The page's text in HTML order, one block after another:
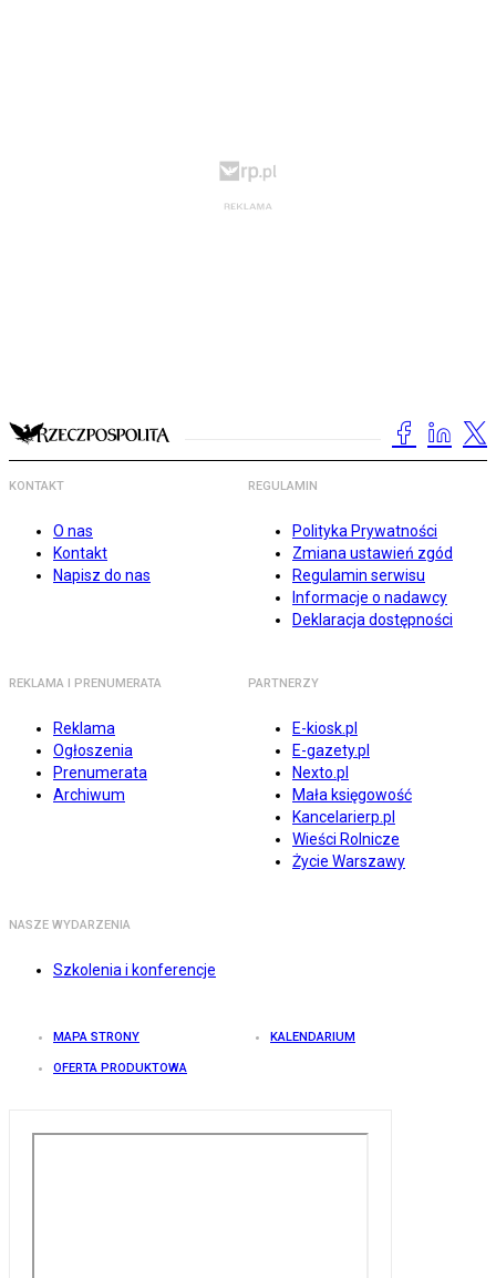
KONTAKT
O nas
Kontakt
Napisz do nas
REGULAMIN
Polityka Prywatności
Zmiana ustawień zgód
Regulamin serwisu
Informacje o nadawcy
Deklaracja dostępności
REKLAMA I PRENUMERATA
Reklama
Ogłoszenia
Prenumerata
Archiwum
PARTNERZY
E-kiosk.pl
E-gazety.pl
Nexto.pl
Mała księgowość
Kancelarierp.pl
Wieści Rolnicze
Życie Warszawy
NASZE WYDARZENIA
Szkolenia i konferencje
MAPA STRONY KALENDARIUM
OFERTA PRODUKTOWA